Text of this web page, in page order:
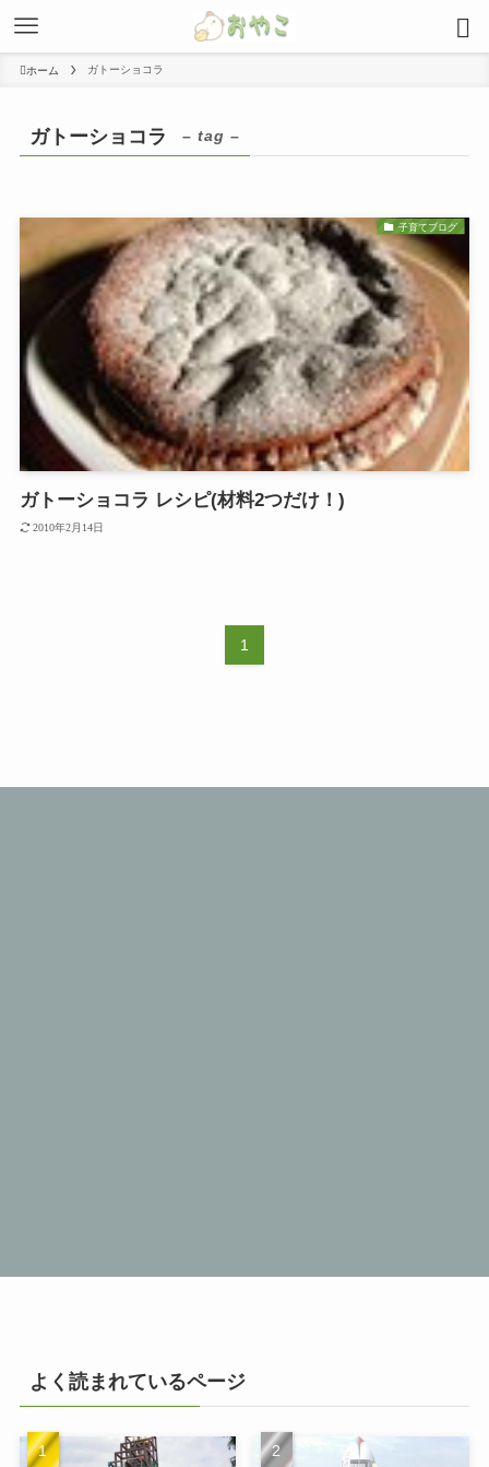
ホーム ガトーショコラ
ガトーショコラ – tag –
子育てブログ
ガトーショコラ レシピ(材料2つだけ！)
2010年2月14日
1
よく読まれているページ